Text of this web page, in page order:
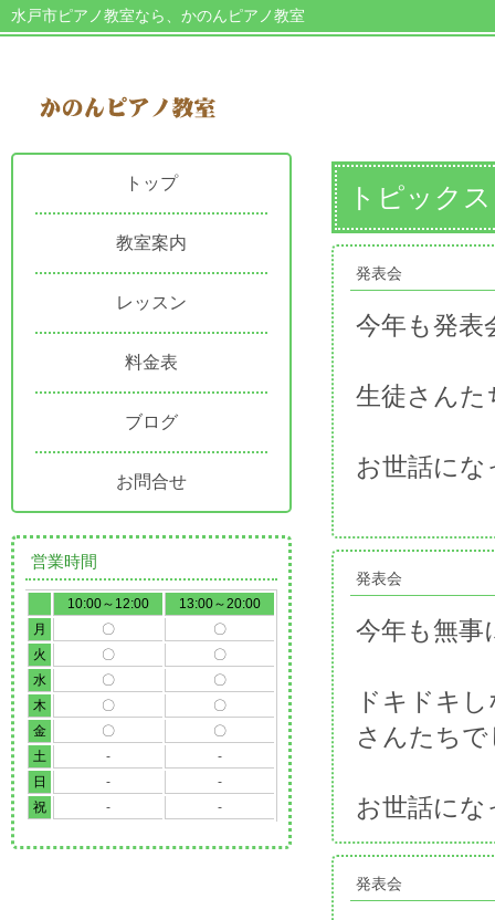
水戸市ピアノ教室なら、かのんピアノ教室
トップ
教室案内
レッスン
料金表
ブログ
お問合せ
営業時間
10:00～12:00
13:00～20:00
月
〇
〇
火
〇
〇
水
〇
〇
木
〇
〇
金
〇
〇
土
-
-
日
-
-
祝
- -
トピックス
発表会
今年も発表
生徒さんた
お世話に
発表会
今年も無事
ドキドキ
さんたち
お世話に
発表会